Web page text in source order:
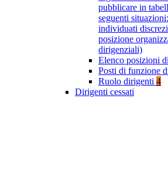
pubblicare in
seguenti
individuati
posizione
dirigenziali)
Elenco posizioni
Posti di funzione
Ruolo dirigenti 4
Dirigenti cessati